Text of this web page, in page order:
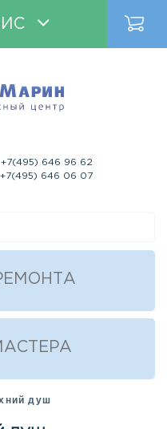
+7(495) 646 96 62
+7(495) 646 06 07
душ